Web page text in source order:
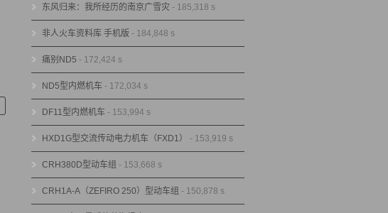
东风归来：我所经历的南京广雪灾 - 185,318 s
非人火车资料库 手机版 - 184,848 s
痛别ND5 - 172,424 s
ND5型内燃机车 - 172,034 s
DF11型内燃机车 - 153,994 s
HXD1G型交流传动电力机车（FXD1） - 153,919 s
CRH380D型动车组 - 153,668 s
CRH1A-A（ZEFIRO 250）型动车组 - 150,878 s